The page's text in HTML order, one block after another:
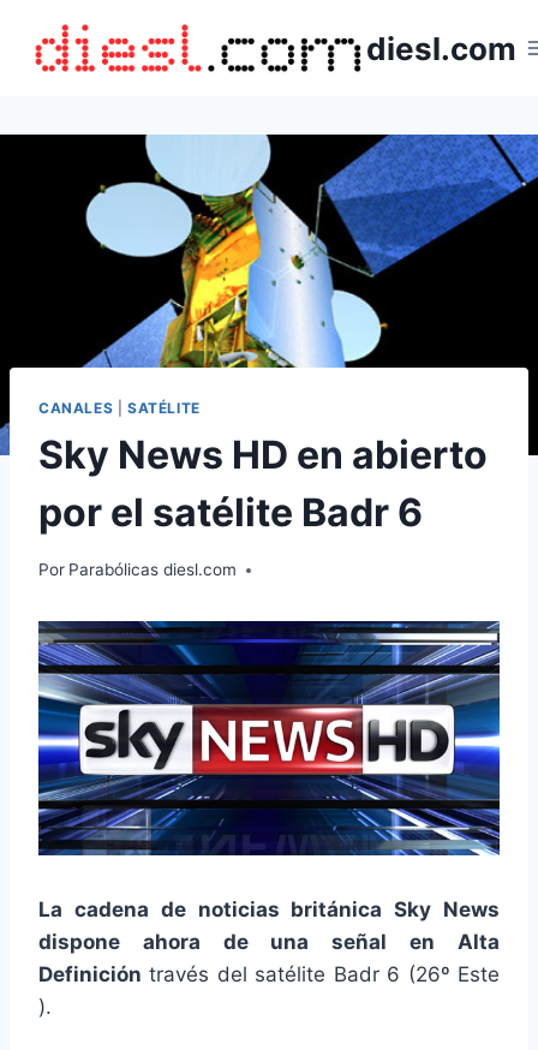
contenido
diesl.com
CANALES SATÉLITE
Sky News HD en abierto
por el satélite Badr 6
Por Parabólicas diesl.com
La cadena de noticias británica Sky News
dispone ahora de una señal en Alta
Definición través del satélite Badr 6 (26º Este
).